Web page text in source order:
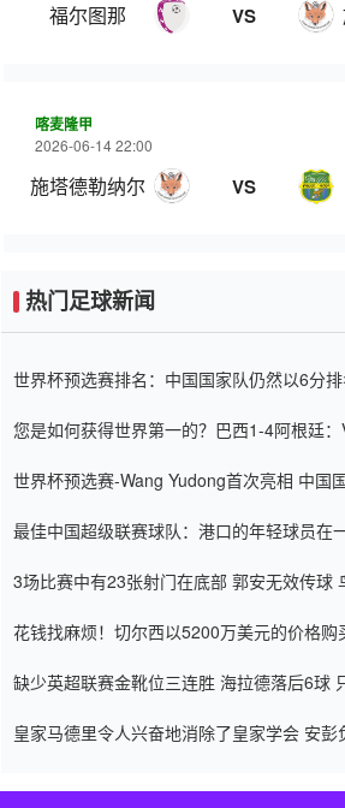
福尔图那 VS
喀麦隆甲
2026-06-14 22:00
施塔德勒纳尔 VS
热门足球新闻
世界杯预选赛排名：中国国家队仍然以6分
您是如何获得世界第一的？巴西1-4阿根廷：
世界杯预选赛-Wang Yudong首次亮相 中国
最佳中国超级联赛球队：港口的年轻球员在
3场比赛中有23张射门在底部 郭安无效传球
花钱找麻烦！切尔西以5200万美元的价格
缺少英超联赛金靴位三连胜 海拉德落后6球
皇家马德里令人兴奋地消除了皇家学会 安彭